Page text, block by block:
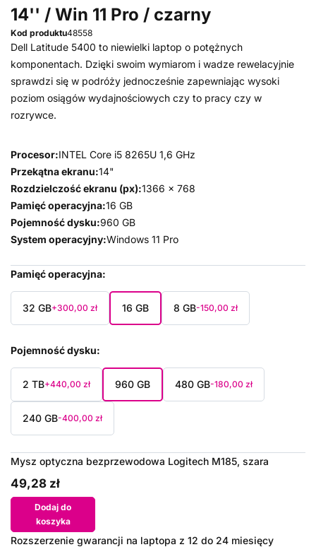
14'' / Win 11 Pro / czarny
Kod produktu48558
Dell Latitude 5400 to niewielki laptop o potężnych
komponentach. Dzięki swoim wymiarom i wadze rewelacyjnie
sprawdzi się w podróży jednocześnie zapewniając wysoki
poziom osiągów wydajnościowych czy to pracy czy w
rozrywce.
Procesor:INTEL Core i5 8265U 1,6 GHz
Przekątna ekranu:14"
Rozdzielczość ekranu (px):1366 x 768
Pamięć operacyjna:16 GB
Pojemność dysku:960 GB
System operacyjny:Windows 11 Pro
Pamięć operacyjna
32 GB+300,00 zł 16 GB 8 GB-150,00 zł
Pojemność dysku
2 TB+440,00 zł 960 GB 480 GB-180,00 zł
240 GB-400,00 zł
Mysz optyczna bezprzewodowa Logitech M185, szara
49,28 zł
Dodaj do
koszyka
Rozszerzenie gwarancji na laptopa z 12 do 24 miesięcy